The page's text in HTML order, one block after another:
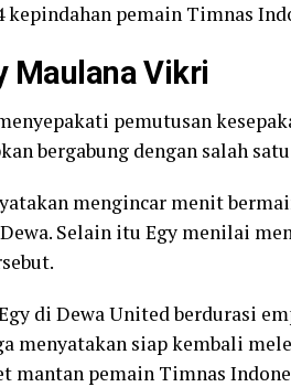
kepindahan pemain Timnas
Maulana Vikri
pemutusan
bergabung dengan salah
mengincar menit
Selain itu Egy menilai
di Dewa United berdurasi
menyatakan siap kembali
mantan pemain Timnas